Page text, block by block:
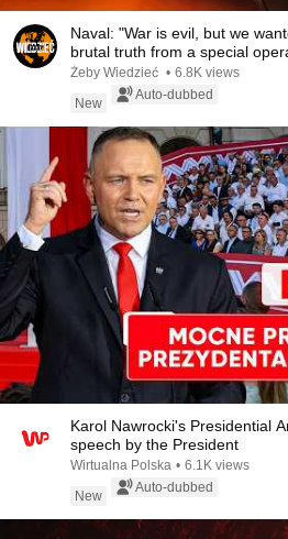
Naval: "War is evil, but we
brutal truth from a special
Żeby Wiedzieć • 6.8K views
New
Auto-dubbed
Karol Nawrocki's Presidential
speech by the President
Wirtualna Polska • 6.1K views
New
Auto-dubbed